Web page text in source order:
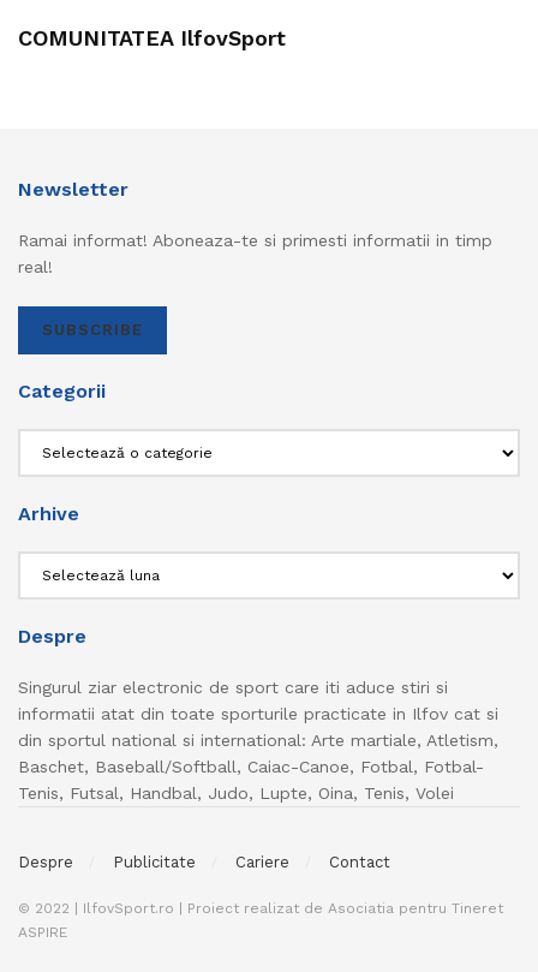
COMUNITATEA IlfovSport
Newsletter
Ramai informat! Aboneaza-te si primesti informatii in timp
real!
SUBSCRIBE
Categorii
Arhive
Despre
Singurul ziar electronic de sport care iti aduce stiri si
informatii atat din toate sporturile practicate in Ilfov cat si
din sportul national si international: Arte martiale, Atletism,
Baschet, Baseball/Softball, Caiac-Canoe, Fotbal, Fotbal-
Tenis, Futsal, Handbal, Judo, Lupte, Oina, Tenis, Volei
Despre Publicitate Cariere Contact
© 2022 | IlfovSport.ro | Proiect realizat de Asociatia pentru Tineret
ASPIRE